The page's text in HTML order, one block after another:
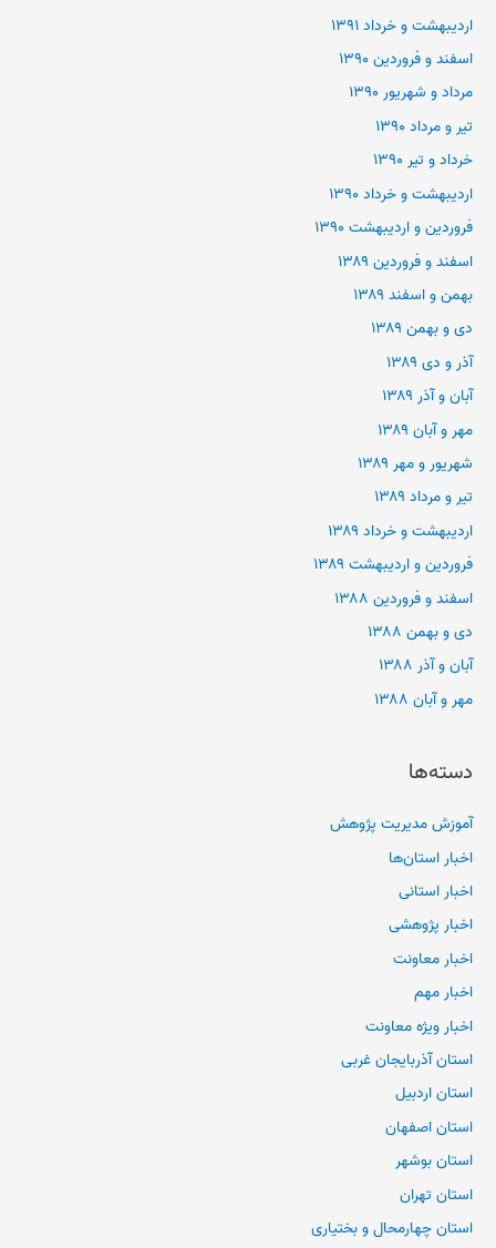
اردیبهشت و خرداد ۱۳۹۱
اسفند و فروردین ۱۳۹۰
مرداد و شهریور ۱۳۹۰
تیر و مرداد ۱۳۹۰
خرداد و تیر ۱۳۹۰
اردیبهشت و خرداد ۱۳۹۰
فروردین و اردیبهشت ۱۳۹۰
اسفند و فروردین ۱۳۸۹
بهمن و اسفند ۱۳۸۹
دی و بهمن ۱۳۸۹
آذر و دی ۱۳۸۹
آبان و آذر ۱۳۸۹
مهر و آبان ۱۳۸۹
شهریور و مهر ۱۳۸۹
تیر و مرداد ۱۳۸۹
اردیبهشت و خرداد ۱۳۸۹
فروردین و اردیبهشت ۱۳۸۹
اسفند و فروردین ۱۳۸۸
دی و بهمن ۱۳۸۸
آبان و آذر ۱۳۸۸
مهر و آبان ۱۳۸۸
دسته‌ها
آموزش مدیریت پژوهش
اخبار استان‌ها
اخبار استانی
اخبار پژوهشی
اخبار معاونت
اخبار مهم
اخبار ویژه معاونت
استان آذربایجان غربی
استان اردبیل
استان اصفهان
استان بوشهر
استان تهران
استان چهارمحال و بختیاری